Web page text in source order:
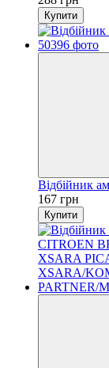
Купити
Відбійник
167 грн
Купити